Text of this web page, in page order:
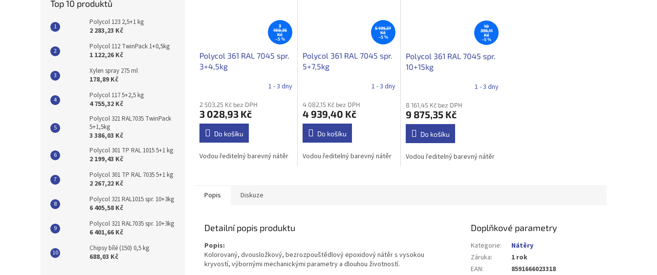
Top 10 produktů
Polycol 123 2,5+1 kg
2 283,23 Kč
Polycol 112 TwinPack 1+0,5kg
1 122,26 Kč
Xylen spray 275 ml
178,89 Kč
Polycol 117 5+2,5 kg
4 755,32 Kč
Polycol 321 RAL7035 TwinPack
5+1,5kg
3 386,03 Kč
Polycol 301 TP RAL 1015 5+1 kg
2 199,43 Kč
Polycol 301 TP RAL 7035 5+1 kg
2 267,22 Kč
Polycol 321 RAL1015 spr. 10+3kg
6 405,58 Kč
Polycol 321 RAL7035 spr. 10+3kg
6 401,66 Kč
Chipsy bílé (150) 0,5 kg
688,03 Kč
3
188,35
Kč
–5 %
Polycol 361 RAL 7045 spr.
3+4,5kg
1 - 3 dny
2 503,25 Kč bez DPH
3 028,93 Kč
Do košíku
Vodou ředitelný barevný nátěr
5 199,37
Kč
–5 %
Polycol 361 RAL 7045 spr.
5+7,5kg
1 - 3 dny
4 082,15 Kč bez DPH
4 939,40 Kč
Do košíku
Vodou ředitelný barevný nátěr
10
395,11
Kč
–5 %
Polycol 361 RAL 7045 spr.
10+15kg
1 - 3 dny
8 161,45 Kč bez DPH
9 875,35 Kč
Do košíku
Vodou ředitelný barevný nátěr
Popis Diskuze
Detailní popis produktu
Popis:
Kolorovaný, dvousložkový, bezrozpouštědlový epoxidový nátěr s vysokou
kryvostí, výbornými mechanickými parametry a dlouhou životností.
Doplňkové parametry
Kategorie:
Nátěry
Záruka:
1 rok
EAN: 8591666023318